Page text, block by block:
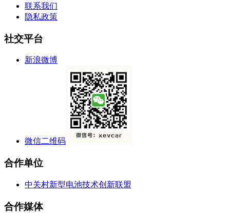
联系我们
隐私政策
社交平台
新浪微博
微信二维码
合作单位
中关村新型电池技术创新联盟
合作媒体